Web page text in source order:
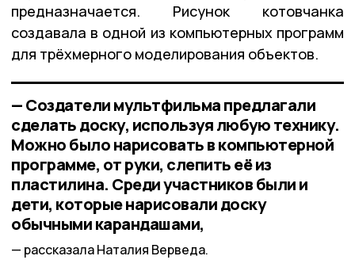
предназначается. Рисунок котовчанка
создавала в одной из компьютерных программ
для трёхмерного моделирования объектов.
— Создатели мультфильма предлагали
сделать доску, используя любую технику.
Можно было нарисовать в компьютерной
программе, от руки, слепить её из
пластилина. Среди участников были и
дети, которые нарисовали доску
обычными карандашами,
рассказала Наталия Верведа.